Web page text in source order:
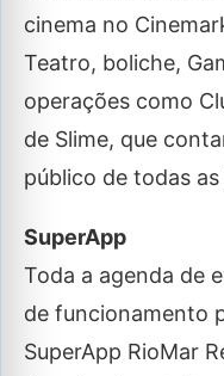
cinema no
Teatro, boliche,
operações como
de Slime, que
público de todas as
SuperApp
Toda a agenda de
de funcionamento
SuperApp RioMar